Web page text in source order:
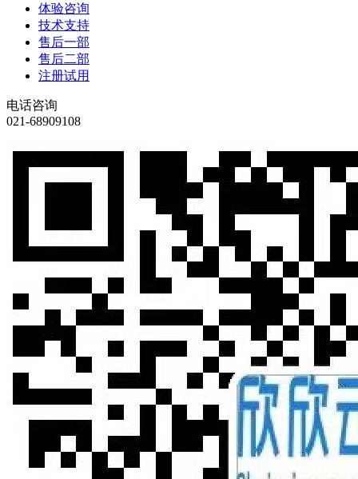
体验咨询
技术支持
售后一部
售后二部
注册试用
电话咨询
021-68909108